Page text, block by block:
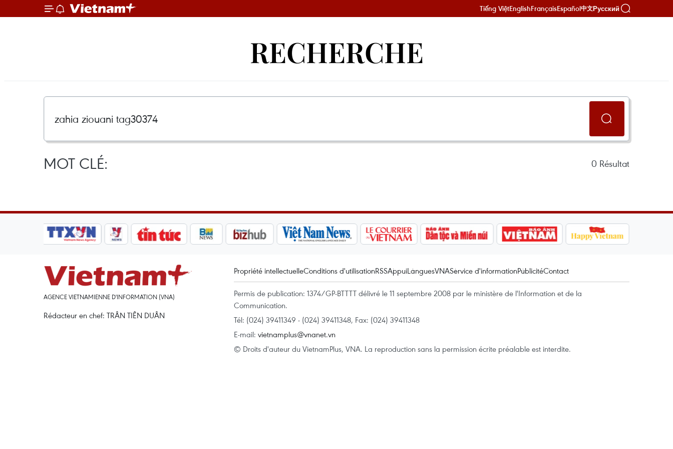
Tiếng ViệtEnglishFrançaisEspañol中文Русский
RECHERCHE
MOT CLÉ: 0 Résultat
AGENCE VIETNAMIENNE D'INFORMATION (VNA)
Rédacteur en chef: TRÂN TIÊN DUÂN
Propriété intellectuelleConditions d'utilisationRSSAppuiLanguesVNAService d'informationPublicitéContact
Permis de publication: 1374/GP-BTTTT délivré le 11 septembre 2008 par le ministère de l'Information et de la
Communication.
Tél: (024) 39411349 - (024) 39411348, Fax: (024) 39411348
E-mail: vietnamplus@vnanet.vn
© Droits d'auteur du VietnamPlus, VNA. La reproduction sans la permission écrite préalable est interdite.